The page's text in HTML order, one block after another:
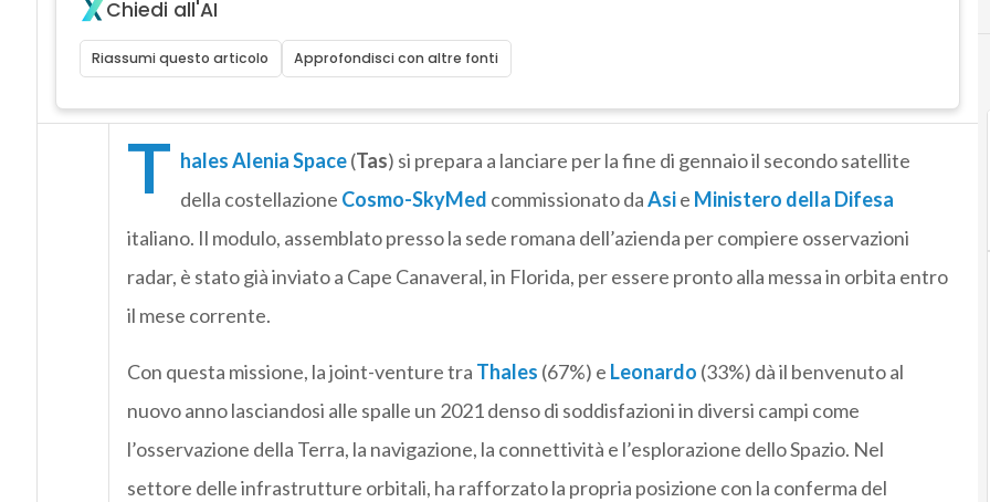
Chiedi all'AI
Riassumi questo articolo Approfondisci con altre fonti
T hales Alenia Space(Tas) si prepara a lanciare per la fine di gennaio il secondo satellite
della costellazione Cosmo-SkyMed commissionato daAsi e Ministero della Difesa
italiano. Il modulo, assemblato presso la sede romana dell’azienda per compiere osservazioni
radar, è stato già inviato a Cape Canaveral, in Florida, per essere pronto alla messa in orbita entro
il mese corrente.
Con questa missione, la joint-venture tra Thales (67%) e Leonardo (33%) dà il benvenuto al
nuovo anno lasciandosi alle spalle un 2021 denso di soddisfazioni in diversi campi come
l’osservazione della Terra, la navigazione, la connettività e l’esplorazione dello Spazio. Nel
settore delle infrastrutture orbitali, ha rafforzato la propria posizione con la conferma del